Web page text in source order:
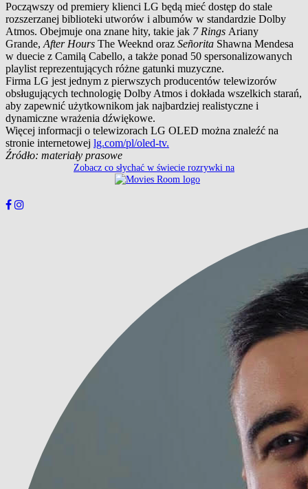
Począwszy od premiery klienci LG będą mieć dostęp do stale
rozszerzanej biblioteki utworów i albumów w standardzie Dolby
Atmos. Obejmuje ona znane hity, takie jak 7 Rings Ariany
Grande, After Hours The Weeknd oraz Señorita Shawna Mendesa
w duecie z Camilą Cabello, a także ponad 50 spersonalizowanych
playlist reprezentujących różne gatunki muzyczne.
Firma LG jest jednym z pierwszych producentów telewizorów
obsługujących technologię Dolby Atmos i dokłada wszelkich starań,
aby zapewnić użytkownikom jak najbardziej realistyczne i
dynamiczne wrażenia dźwiękowe.
Więcej informacji o telewizorach LG OLED można znaleźć na
stronie internetowej lg.com/pl/oled-tv.
Źródło: materiały prasowe
Zobacz co słychać w świecie rozrywki na